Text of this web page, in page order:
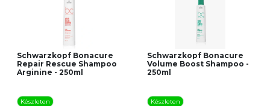
Schwarzkopf Bonacure
Repair Rescue Shampoo
Arginine - 250ml
Készleten
Schwarzkopf Bonacure
Volume Boost Shampoo -
250ml
Készleten